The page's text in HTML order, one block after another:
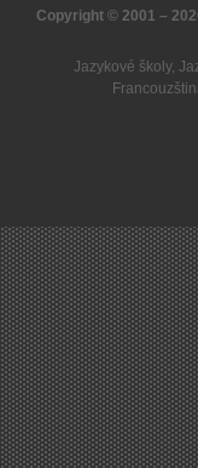
Copyright © 2001 –
Jazykové školy,